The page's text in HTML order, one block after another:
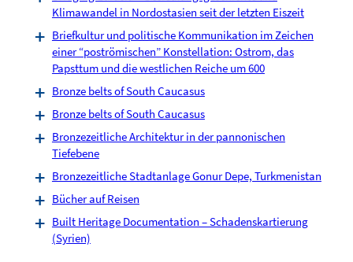
Klimawandel in Nordostasien seit der letzten Eiszeit
Briefkultur und politische Kommunikation im Zeichen
einer “poströmischen” Konstellation: Ostrom, das
Papsttum und die westlichen Reiche um 600
Bronze belts of South Caucasus
Bronze belts of South Caucasus
Bronzezeitliche Architektur in der pannonischen
Tiefebene
Bronzezeitliche Stadtanlage Gonur Depe, Turkmenistan
Bücher auf Reisen
Built Heritage Documentation – Schadenskartierung
(Syrien)